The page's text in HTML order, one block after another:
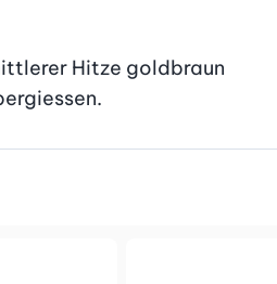
Hitze goldbraun